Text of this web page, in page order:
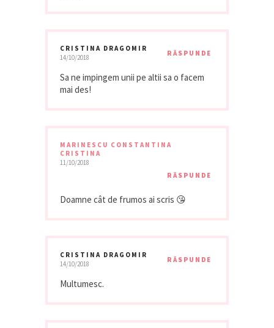
CRISTINA DRAGOMIR
14/10/2018
RĂSPUNDE
Sa ne impingem unii pe altii sa o facem
mai des!
MARINESCU CONSTANTINA
CRISTINA
11/10/2018
RĂSPUNDE
Doamne cât de frumos ai scris 😘
CRISTINA DRAGOMIR
14/10/2018
RĂSPUNDE
Multumesc.